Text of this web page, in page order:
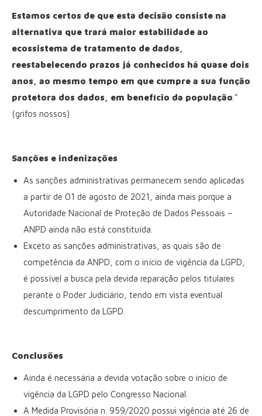
Estamos certos de que esta decisão consiste na
alternativa que trará maior estabilidade ao
ecossistema de tratamento de dados,
reestabelecendo prazos já conhecidos há quase dois
anos, ao mesmo tempo em que cumpre a sua função
protetora dos dados, em benefício da população .”
(grifos nossos)
Sanções e indenizações
As sanções administrativas permanecem sendo aplicadas
a partir de 01 de agosto de 2021, ainda mais porque a
Autoridade Nacional de Proteção de Dados Pessoais –
ANPD ainda não está constituída.
Exceto as sanções administrativas, as quais são de
competência da ANPD, com o início de vigência da LGPD,
é possível a busca pela devida reparação pelos titulares
perante o Poder Judiciário, tendo em vista eventual
descumprimento da LGPD.
Conclusões
Ainda é necessária a devida votação sobre o início de
vigência da LGPD pelo Congresso Nacional.
A Medida Provisória n. 959/2020 possui vigência até 26 de